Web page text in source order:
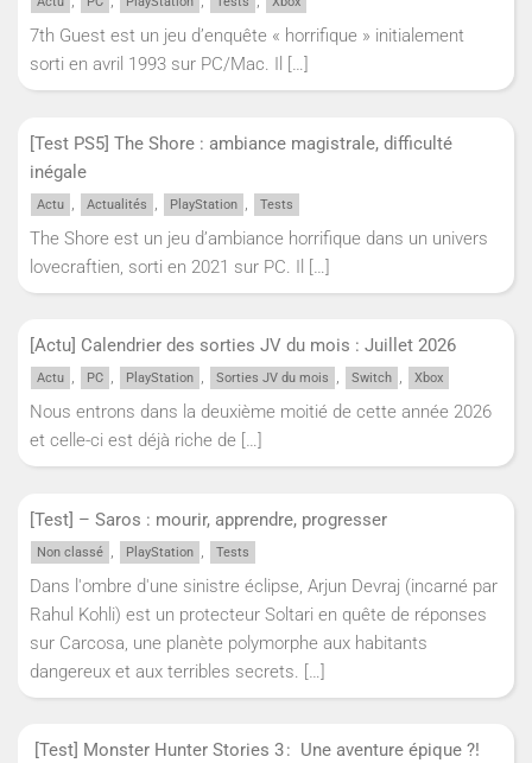
7th Guest est un jeu d’enquête « horrifique » initialement
sorti en avril 1993 sur PC/Mac. Il
[…]
[Test PS5] The Shore : ambiance magistrale, difficulté
inégale
Actu , Actualités , PlayStation , Tests
The Shore est un jeu d’ambiance horrifique dans un univers
lovecraftien, sorti en 2021 sur PC. Il […]
[Actu] Calendrier des sorties JV du mois : Juillet 2026
Actu , PC , PlayStation , Sorties JV du mois , Switch , Xbox
Nous entrons dans la deuxième moitié de cette année 2026
et celle-ci est déjà riche de […]
[Test] – Saros : mourir, apprendre, progresser
Non classé , PlayStation , Tests
Dans l'ombre d'une sinistre éclipse, Arjun Devraj (incarné par
Rahul Kohli) est un protecteur Soltari en quête de réponses
sur Carcosa, une planète polymorphe aux habitants
dangereux et aux terribles secrets. […]
[Test] Monster Hunter Stories 3 : Une aventure épique ?!